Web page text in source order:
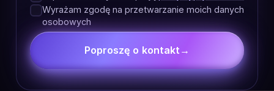
Wyrażam zgodę na przetwarzanie moich danych
osobowych
Poproszę o kontakt →